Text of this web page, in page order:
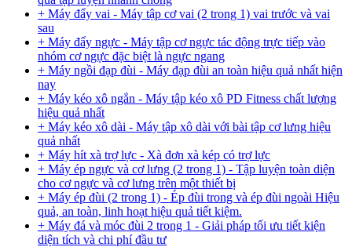
+ Máy đẩy vai - Máy tập cơ vai (2 trong 1) vai trước và vai
sau
+ Máy đẩy ngực - Máy tập cơ ngực tác động trực tiếp vào
nhóm cơ ngực đặc biệt là ngực ngang
+ Máy ngồi đạp đùi - Máy đạp đùi an toàn hiệu quả nhất hiện
nay
+ Máy kéo xô ngắn - Máy tập kéo xô PD Fitness chất lượng
hiệu quả nhất
+ Máy kéo xô dài - Máy tập xô dài với bài tập cơ lưng hiệu
quả nhất
+ Máy hít xà trợ lực - Xà đơn xà kép có trợ lực
+ Máy ép ngực và cơ lưng (2 trong 1) - Tập luyện toàn diện
cho cơ ngực và cơ lưng trên một thiết bị
+ Máy ép đùi (2 trong 1) - Ép đùi trong và ép đùi ngoài Hiệu
quả, an toàn, linh hoạt hiệu quả tiết kiệm.
+ Máy đá và móc đùi 2 trong 1 - Giải pháp tối ưu tiết kiện
diện tích và chi phí đầu tư